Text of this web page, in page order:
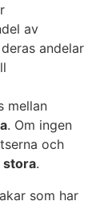
av
andelar
mellan
. Om ingen
och
stora.
som har